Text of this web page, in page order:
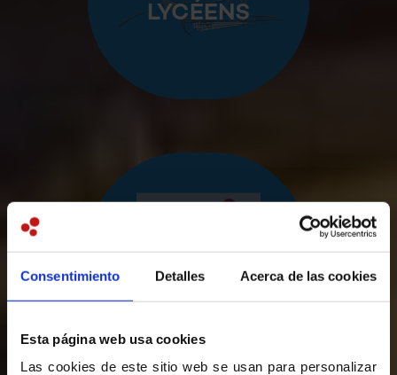
Consentimiento Detalles Acerca de las cookies
Esta página web usa cookies
Las cookies de este sitio web se usan para personalizar
LYCÉENS
COMSOLI